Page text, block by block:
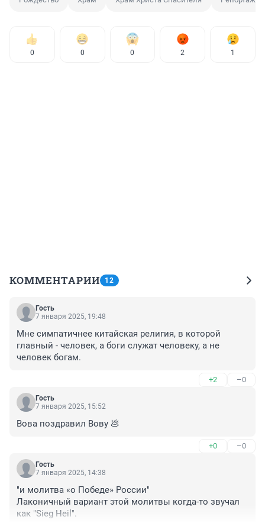
0 0 0 2 1
КОММЕНТАРИИ 12
Гость
7 января 2025, 19:48
Мне симпатичнее китайская религия, в которой
главный - человек, а боги служат человеку, а не
человек богам.
+2 –0
Гость
7 января 2025, 15:52
Вова поздравил Вову 💩
+0 –0
Гость
7 января 2025, 14:38
"и молитва «о Победе» России"
Лаконичный вариант этой молитвы когда-то звучал
как "Sieg Heil".